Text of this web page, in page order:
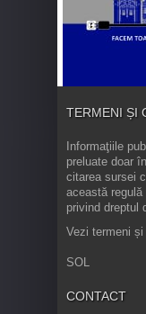
TERMENI ȘI
Informaţiile
preluate doar
citarea sursei
această
privind dreptul
Vezi termeni și
SOL
CONTACT